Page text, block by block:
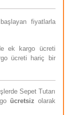
fiyatlarla
ek kargo ücreti
ücreti hariç bir
Sepet Tutarı
ücretsiz olarak